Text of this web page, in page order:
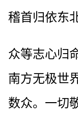
稽首归依东
众等志心归
南方无极世
数众。一切